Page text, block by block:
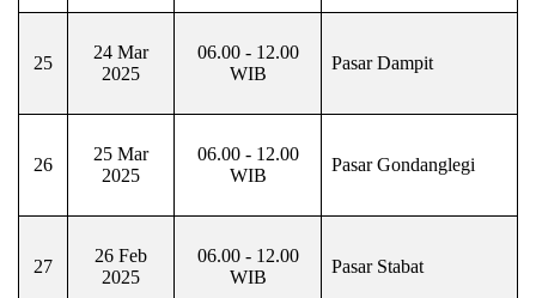
25
24 Mar
2025
06.00 - 12.00
WIB
Pasar Dampit
26
25 Mar
2025
06.00 - 12.00
WIB
Pasar Gondanglegi
27
26 Feb
2025
06.00 - 12.00
WIB
Pasar Stabat